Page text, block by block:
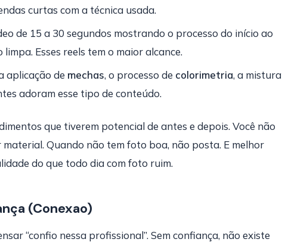
curtas com a técnica usada.
de 15 a 30 segundos mostrando o processo do início ao
Esses reels tem o maior alcance.
aplicação de mechas, o processo de colorimetria, a mistura
adoram esse tipo de conteúdo.
que tiverem potencial de antes e depois. Você não
Quando não tem foto boa, não posta. E melhor
do que todo dia com foto ruim.
(Conexao)
“confio nessa profissional”. Sem confiança, não existe